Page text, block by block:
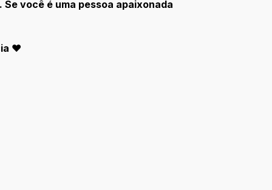
você é uma pessoa apaixonada
♥